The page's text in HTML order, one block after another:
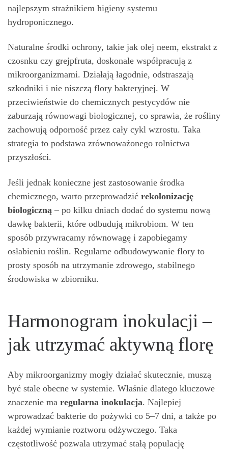
najlepszym strażnikiem higieny systemu
hydroponicznego.
Naturalne środki ochrony, takie jak olej neem, ekstrakt z
czosnku czy grejpfruta, doskonale współpracują z
mikroorganizmami. Działają łagodnie, odstraszają
szkodniki i nie niszczą flory bakteryjnej. W
przeciwieństwie do chemicznych pestycydów nie
zaburzają równowagi biologicznej, co sprawia, że rośliny
zachowują odporność przez cały cykl wzrostu. Taka
strategia to podstawa zrównoważonego rolnictwa
przyszłości.
Jeśli jednak konieczne jest zastosowanie środka
chemicznego, warto przeprowadzić rekolonizację
biologiczną – po kilku dniach dodać do systemu nową
dawkę bakterii, które odbudują mikrobiom. W ten
sposób przywracamy równowagę i zapobiegamy
osłabieniu roślin. Regularne odbudowywanie flory to
prosty sposób na utrzymanie zdrowego, stabilnego
środowiska w zbiorniku.
Harmonogram inokulacji –
jak utrzymać aktywną florę
Aby mikroorganizmy mogły działać skutecznie, muszą
być stale obecne w systemie. Właśnie dlatego kluczowe
znaczenie ma regularna inokulacja. Najlepiej
wprowadzać bakterie do pożywki co 5–7 dni, a także po
każdej wymianie roztworu odżywczego. Taka
częstotliwość pozwala utrzymać stałą populację